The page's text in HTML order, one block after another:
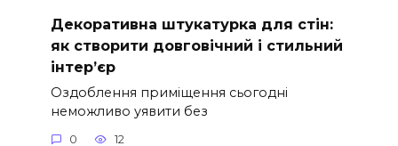
Декоративна штукатурка для стін:
як створити довговічний і стильний
інтер’єр
Оздоблення приміщення сьогодні
неможливо уявити без
0 12